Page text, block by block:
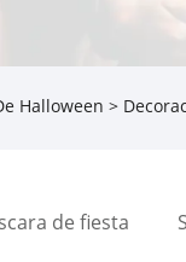
Halloween >
de fiesta